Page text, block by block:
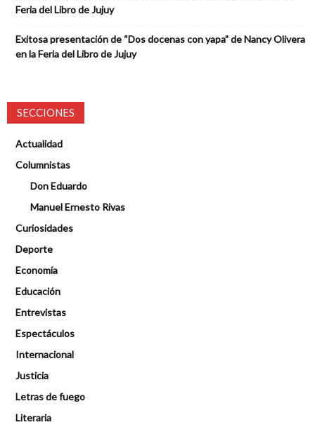
Feria del Libro de Jujuy
Exitosa presentación de “Dos docenas con yapa” de Nancy Olivera
en la Feria del Libro de Jujuy
SECCIONES
Actualidad
Columnistas
Don Eduardo
Manuel Ernesto Rivas
Curiosidades
Deporte
Economía
Educación
Entrevistas
Espectáculos
Internacional
Justicia
Letras de fuego
Literaria